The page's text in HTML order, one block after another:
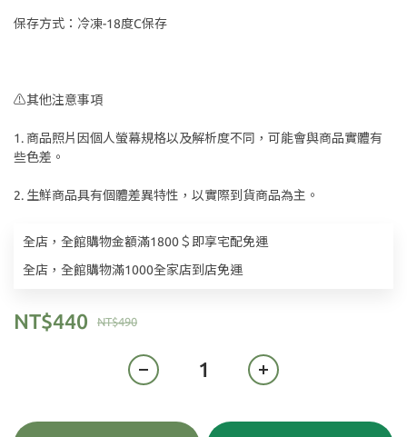
保存方式：冷凍-18度C保存
⚠️其他注意事項
1. 商品照片因個人螢幕規格以及解析度不同，可能會與商品實體有
些色差。
2. 生鮮商品具有個體差異特性，以實際到貨商品為主。
全店，全館購物金額滿1800＄即享宅配免運
全店，全館購物滿1000全家店到店免運
NT$490
NT$440